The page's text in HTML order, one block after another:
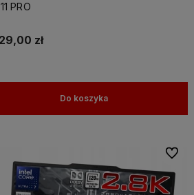
PRO
zł
Do koszyka
Do